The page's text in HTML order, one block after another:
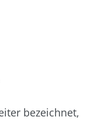
bezeichnet,